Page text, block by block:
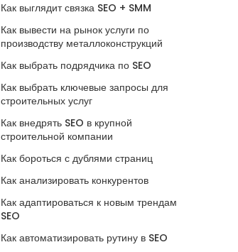
Как выглядит связка SEO + SMM
Как вывести на рынок услуги по
производству металлоконструкций
Как выбрать подрядчика по SEO
Как выбрать ключевые запросы для
строительных услуг
Как внедрять SEO в крупной
строительной компании
Как бороться с дублями страниц
Как анализировать конкурентов
Как адаптироваться к новым трендам
SEO
Как автоматизировать рутину в SEO